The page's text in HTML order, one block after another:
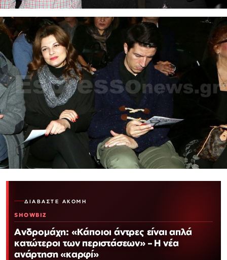
ΔΙΑΒΆΣΤΕ ΑΚΌΜΗ
SHOWBIZ
Ανδρομάχη: «Κάποιοι άντρες είναι απλά
κατώτεροι των περιστάσεων» – Η νέα
ανάρτηση «καρφί»